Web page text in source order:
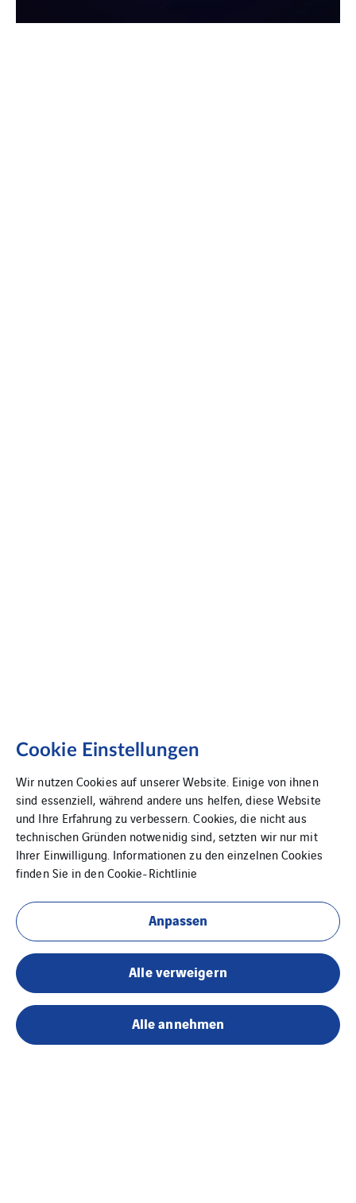
Cookie Einstellungen
Wir nutzen Cookies auf unserer Website. Einige von ihnen
sind essenziell, während andere uns helfen, diese Website
und Ihre Erfahrung zu verbessern. Cookies, die nicht aus
technischen Gründen notwenidig sind, setzten wir nur mit
Ihrer Einwilligung. Informationen zu den einzelnen Cookies
finden Sie in denCookie-Richtlinie
Anpassen
Alle verweigern
Alle annehmen